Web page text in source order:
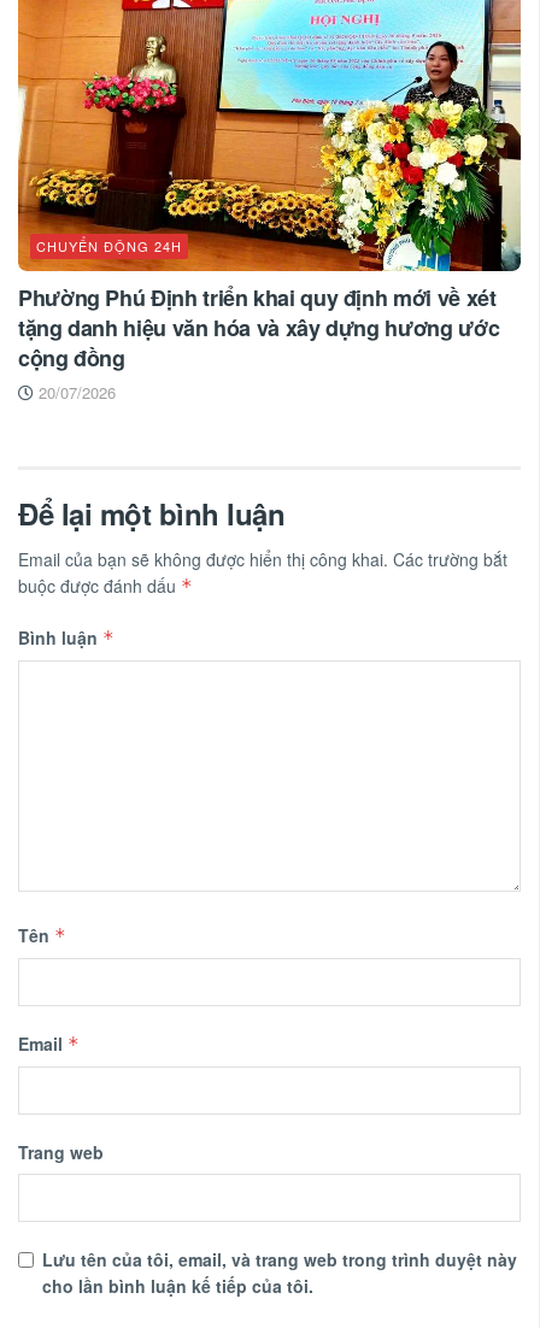
CHUYỂN ĐỘNG 24H
Phường Phú Định triển khai quy định mới về xét
tặng danh hiệu văn hóa và xây dựng hương ước
cộng đồng
20/07/2026
Để lại một bình luận
Email của bạn sẽ không được hiển thị công khai. Các trường bắt
buộc được đánh dấu *
Bình luận *
Tên *
Email *
Trang web
Lưu tên của tôi, email, và trang web trong trình duyệt này
cho lần bình luận kế tiếp của tôi.